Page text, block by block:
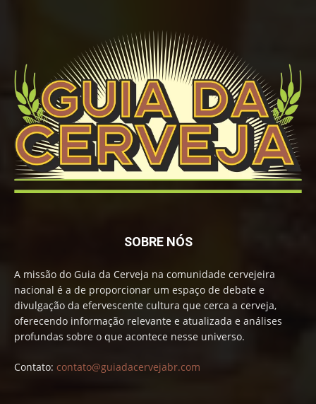
SOBRE NÓS
A missão do Guia da Cerveja na comunidade cervejeira
nacional é a de proporcionar um espaço de debate e
divulgação da efervescente cultura que cerca a cerveja,
oferecendo informação relevante e atualizada e análises
profundas sobre o que acontece nesse universo.
Contato: contato@guiadacervejabr.com